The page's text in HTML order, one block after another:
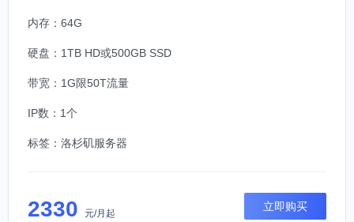
内存：64G
硬盘：1TB HD或500GB SSD
带宽：1G限50T流量
IP数：1个
标签： 洛杉矶服务器
2330 元/月起
立即购买